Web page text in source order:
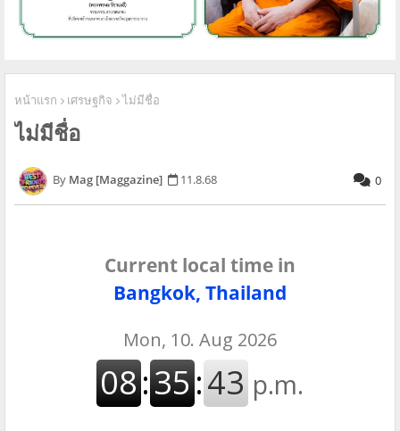
หน้าแรก เศรษฐกิจ ไม่มีชื่อ
ไม่มีชื่อ
Mag [Maggazine] 11.8.68 0
Current local time in
Bangkok, Thailand